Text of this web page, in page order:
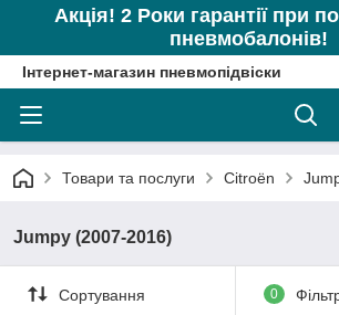
Акція! 2 Роки гарантії при
пневмобалонів!
Інтернет-магазин пневмопідвіски
Товари та послуги Citroën
Jumpy (2007-2016)
Сортування 0